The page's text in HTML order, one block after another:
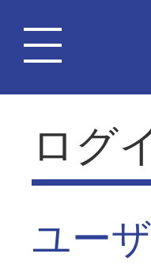
ログ
ユー